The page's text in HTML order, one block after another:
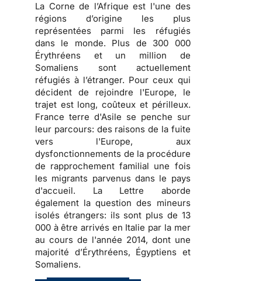
La Corne de l’Afrique est l'une des
régions d’origine les plus
représentées parmi les réfugiés
dans le monde. Plus de 300 000
Érythréens et un million de
Somaliens sont actuellement
réfugiés à l’étranger. Pour ceux qui
décident de rejoindre l'Europe, le
trajet est long, coûteux et périlleux.
France terre d'Asile se penche sur
leur parcours: des raisons de la fuite
vers l'Europe, aux
dysfonctionnements de la procédure
de rapprochement familial une fois
les migrants parvenus dans le pays
d'accueil. La Lettre aborde
également la question des mineurs
isolés étrangers: ils sont plus de 13
000 à être arrivés en Italie par la mer
au cours de l'année 2014, dont une
majorité d’Érythréens, Égyptiens et
Somaliens.